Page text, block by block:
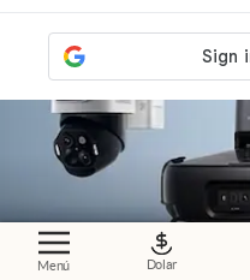
Menú Dolar